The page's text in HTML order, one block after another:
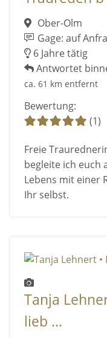
Ober-Olm
Gage: auf
6 Jahre tätig
Antwortet
ca. 61 km entfernt
Bewertung:
(1)
Freie
begleite ich euch
Lebens mit einer
Ihr selbst.
Tanja
lieb ...